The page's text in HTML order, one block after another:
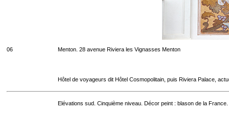
06 Menton. 28 avenue Riviera les Vignasses Menton
Hôtel de voyageurs dit Hôtel Cosmopolitain, puis Riviera Palace,
Elévations sud. Cinquième niveau. Décor peint : blason de la France.